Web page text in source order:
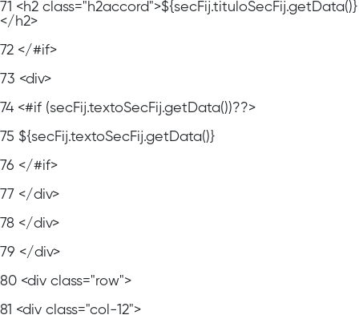
71 <h2 class="h2accord">${secFij.tituloSecFij.getData()}
</h2>
72 </#if>
73 <div>
74 <#if (secFij.textoSecFij.getData())??>
75 ${secFij.textoSecFij.getData()}
76 </#if>
77 </div>
78 </div>
79 </div>
80 <div class="row">
81 <div class="col-12">